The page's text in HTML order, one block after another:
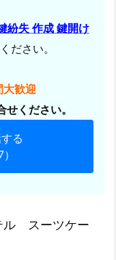
紛失 作成 鍵開け
ださい。
歓迎
ください。
る
ル スーツケー